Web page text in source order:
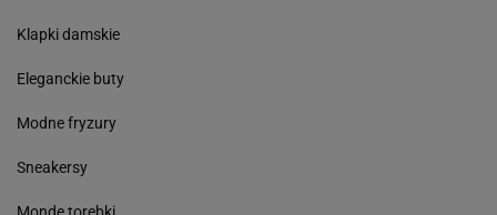
Klapki damskie
Eleganckie buty
Modne fryzury
Sneakersy
Monde torebki